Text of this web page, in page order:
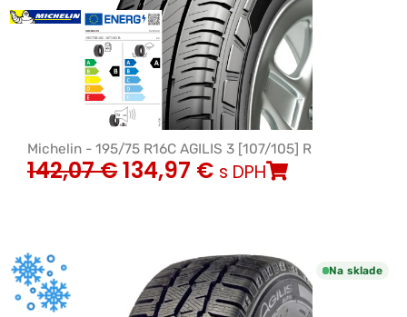
Michelin - 195/75 R16C AGILIS 3 [107/105] R
142,07€134,97 € s DPH
Na sklade